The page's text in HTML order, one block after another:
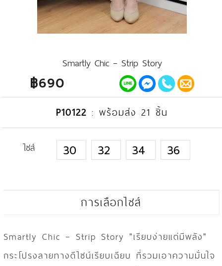
Smartly Chic – Strip Story
฿690
P10122 : พร้อมส่ง 21 ชิ้น
ไซส์ 30 32 34 36
การเลือกไซส์
Smartly Chic – Strip Story "เรียบง่ายแต่มีพลัง"
กระโปรงลายทางดีไซน์เรียบเฉียบ ที่รวมเอาความมั่นใจ